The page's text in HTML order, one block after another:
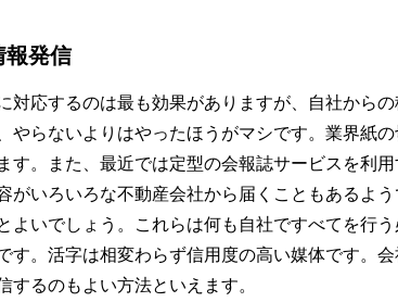
報発信
応するのは最も効果がありますが、自社から
やらないよりはやったほうがマシです。業界紙
す。また、最近では定型の会報誌サービスを利
がいろいろな不動産会社から届くこともあるよ
よいでしょう。これらは何も自社ですべてを行
す。活字は相変わらず信用度の高い媒体です。
るのもよい方法といえます。